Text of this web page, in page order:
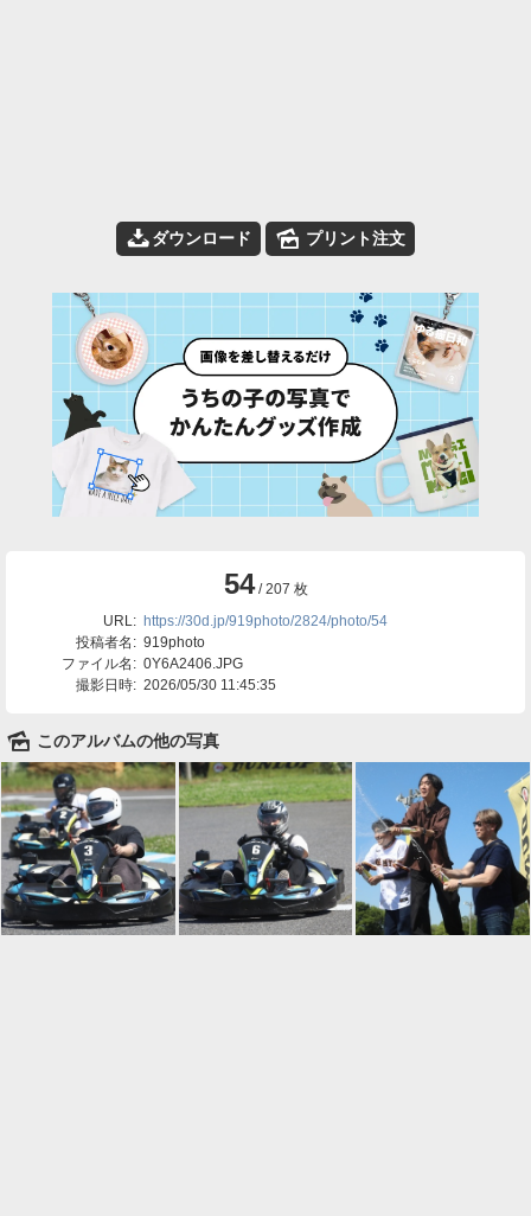
📥ダウンロード 🌄 プリント注文
54/ 207 枚
URL: https://30d.jp/919photo/2824/photo/54
投稿者名: 919photo
ファイル名: 0Y6A2406.JPG
撮影日時: 2026/05/30 11:45:35
🌄 このアルバムの他の写真